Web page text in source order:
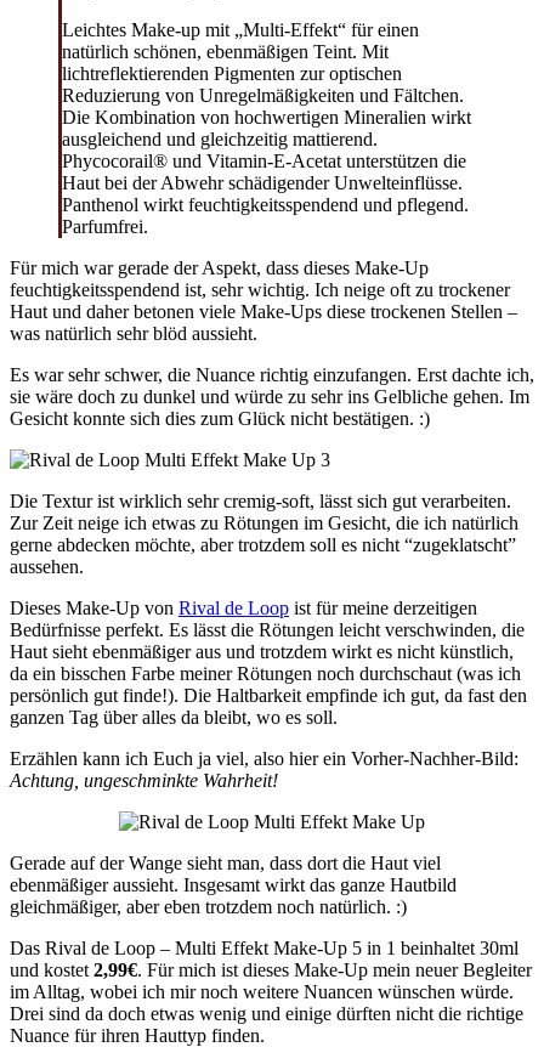
Leichtes Make-up mit „Multi-Effekt“ für einen
natürlich schönen, ebenmäßigen Teint. Mit
lichtreflektierenden Pigmenten zur optischen
Reduzierung von Unregelmäßigkeiten und Fältchen.
Die Kombination von hochwertigen Mineralien wirkt
ausgleichend und gleichzeitig mattierend.
Phycocorail® und Vitamin-E-Acetat unterstützen die
Haut bei der Abwehr schädigender Unwelteinflüsse.
Panthenol wirkt feuchtigkeitsspendend und pflegend.
Parfumfrei.
Für mich war gerade der Aspekt, dass dieses Make-Up
feuchtigkeitsspendend ist, sehr wichtig. Ich neige oft zu trockener
Haut und daher betonen viele Make-Ups diese trockenen Stellen –
was natürlich sehr blöd aussieht.
Es war sehr schwer, die Nuance richtig einzufangen. Erst dachte ich,
sie wäre doch zu dunkel und würde zu sehr ins Gelbliche gehen. Im
Gesicht konnte sich dies zum Glück nicht bestätigen. :)
Die Textur ist wirklich sehr cremig-soft, lässt sich gut verarbeiten.
Zur Zeit neige ich etwas zu Rötungen im Gesicht, die ich natürlich
gerne abdecken möchte, aber trotzdem soll es nicht “zugeklatscht”
aussehen.
Dieses Make-Up von Rival de Loop ist für meine derzeitigen
Bedürfnisse perfekt. Es lässt die Rötungen leicht verschwinden, die
Haut sieht ebenmäßiger aus und trotzdem wirkt es nicht künstlich,
da ein bisschen Farbe meiner Rötungen noch durchschaut (was ich
persönlich gut finde!). Die Haltbarkeit empfinde ich gut, da fast den
ganzen Tag über alles da bleibt, wo es soll.
Erzählen kann ich Euch ja viel, also hier ein Vorher-Nachher-Bild:
Achtung, ungeschminkte Wahrheit!
Gerade auf der Wange sieht man, dass dort die Haut viel
ebenmäßiger aussieht. Insgesamt wirkt das ganze Hautbild
gleichmäßiger, aber eben trotzdem noch natürlich. :)
Das Rival de Loop – Multi Effekt Make-Up 5 in 1 beinhaltet 30ml
und kostet 2,99€. Für mich ist dieses Make-Up mein neuer Begleiter
im Alltag, wobei ich mir noch weitere Nuancen wünschen würde.
Drei sind da doch etwas wenig und einige dürften nicht die richtige
Nuance für ihren Hauttyp finden.